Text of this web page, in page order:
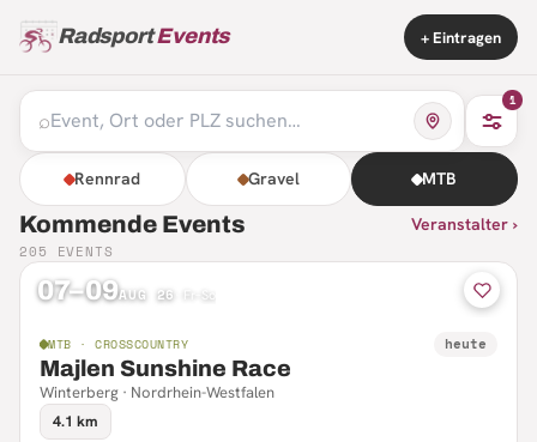
RadsportEvents + Eintragen
⌕
1
Rennrad Gravel MTB
Kommende Events Veranstalter ›
205 EVENTS
07–09AUG 26 Fr–So
MTB · CROSSCOUNTRY heute
Majlen Sunshine Race
Winterberg · Nordrhein-Westfalen
4.1 km